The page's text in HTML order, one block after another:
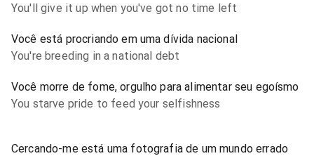
You'll give it up when you've got no time left
Você está procriando em uma dívida nacional
You're breeding in a national debt
Você morre de fome, orgulho para alimentar seu egoísmo
You starve pride to feed your selfishness
Cercando-me está uma fotografia de um mundo errado